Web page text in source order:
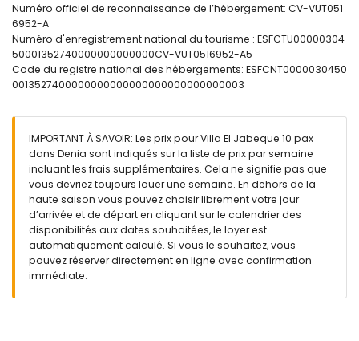
en suite
chambre avec climatisation, lit king size (mesurant 190 par
180cm), télévision et ventilateur
salle de bain en suite avec double lavabo et douche
salle de bain en suite avec double lavabo, douche et
toilette
douche et toilette
salle de bain avec lavabo simple et toilette
Extérieur de cette villa de luxe
terrain clôturé
piscine privée mesurant 7m x 3m et 1,4m de profondeur
magnifique jardin gazonné avec des arbres et mobilier de
jardin avec transats
2 terrasses, dont 1 couverte
barbecue
douche extérieure
Numéro officiel de reconnaissance de l’hébergement: CV-VUT051
6952-A
Numéro d'enregistrement national du tourisme : ESFCTU00000304
50001352740000000000000CV-VUT0516952-A5
Code du registre national des hébergements: ESFCNT0000030450
0013527400000000000000000000000000003
IMPORTANT À SAVOIR: Les prix pour Villa El Jabeque 10 pax
dans Denia sont indiqués sur la liste de prix par semaine
incluant les frais supplémentaires. Cela ne signifie pas que
vous devriez toujours louer une semaine. En dehors de la
haute saison vous pouvez choisir librement votre jour
d’arrivée et de départ en cliquant sur le calendrier des
disponibilités aux dates souhaitées, le loyer est
automatiquement calculé. Si vous le souhaitez, vous
pouvez réserver directement en ligne avec confirmation
immédiate.